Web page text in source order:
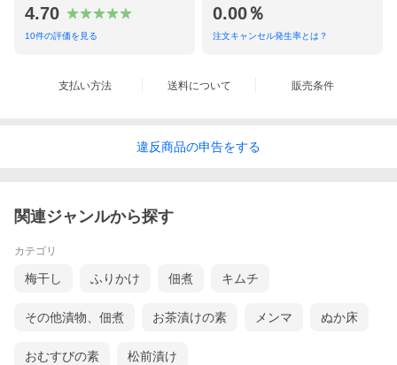
4.70
10件の評価を見る
0.00％
注文キャンセル発生率とは？
支払い方法 送料について 販売条件
違反商品の申告をする
関連ジャンルから探す
カテゴリ
梅干し ふりかけ 佃煮 キムチ
その他漬物、佃煮 お茶漬けの素 メンマ ぬか床
おむすびの素 松前漬け